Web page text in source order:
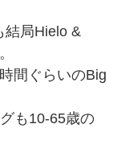
結局Hielo &
間ぐらいのBig
も10-65歳の